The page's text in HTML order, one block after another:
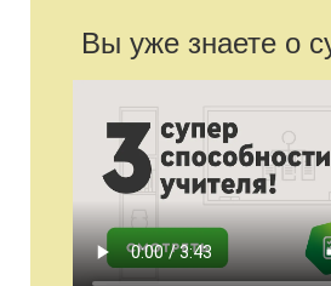
Вы уже знаете о